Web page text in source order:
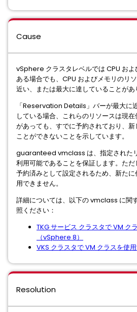
Cause
vSphere クラスタレベルでは CPU お
ある場合でも、CPU およびメモリのリ
近い、または最大に達していることがあ
「Reservation Details」バーが最大に
している場合、これらのリソースは現
があっても、すでに予約されており、
ことができないことを示しています。
guaranteed vmclass は、指定された
利用可能であることを保証します。た
予約済みとして設定されるため、新た
用できません。
詳細については、以下の vmclass に関
照ください：
TKG サービス クラスタで VM ク
（vSphere 8）
VKS クラスタで VM クラスを使
Resolution